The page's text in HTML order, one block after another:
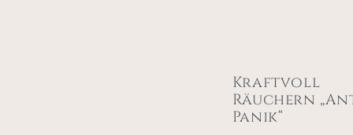
Kraftvoll
Räuchern
Panik“